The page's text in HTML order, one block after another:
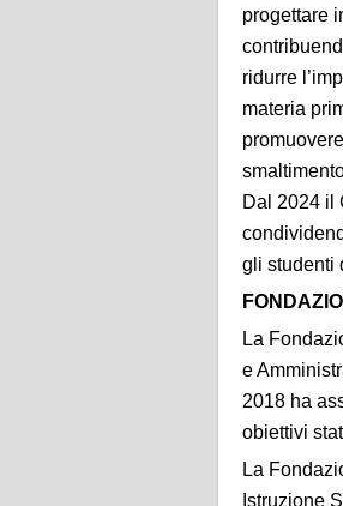
progettare
ridurre
materia
Dal 2024 il
gli studenti
La
e
2018 ha
obiettivi
La
Istruzione